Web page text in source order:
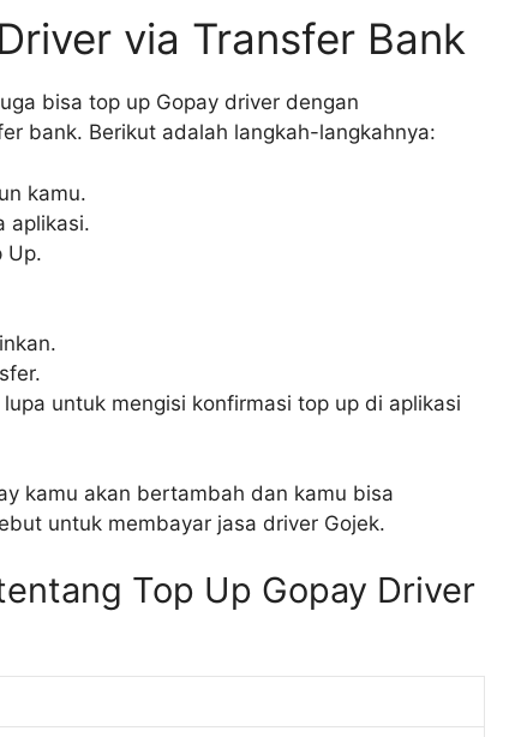
via Transfer Bank
bisa top up Gopay driver dengan
bank. Berikut adalah langkah-langkahnya:
kamu.
aplikasi.
Up.
untuk mengisi konfirmasi top up di aplikasi
kamu akan bertambah dan kamu bisa
untuk membayar jasa driver Gojek.
Top Up Gopay Driver